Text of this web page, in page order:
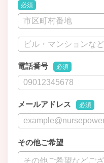
必須
電話番号 必須
メールアドレス 必須
その他ご希望